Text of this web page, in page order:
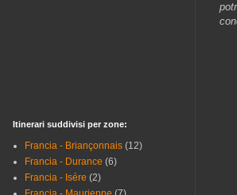
Itinerari suddivisi per zone:
Francia - Briançonnais (12)
Francia - Durance (6)
Francia - Isére (2)